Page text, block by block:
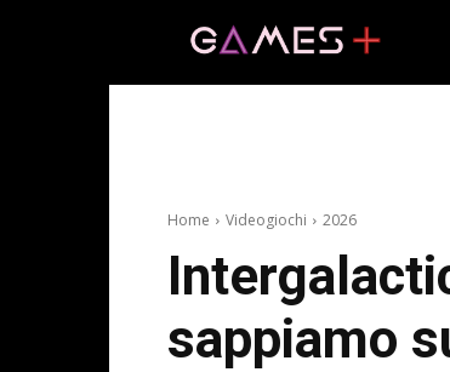
Home Videogiochi 2026
sappiamo